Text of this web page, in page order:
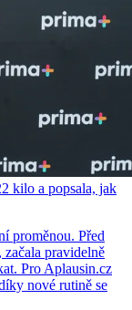
kilo a popsala, jak
proměnou. Před
pravidelně
Pro Aplausin.cz
nové rutině se